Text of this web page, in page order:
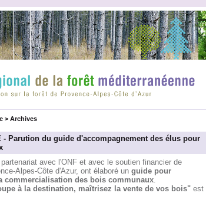
> Archives
- Parution du guide d'accompagnement des élus pour
avec l'ONF et avec le soutien financier de
Alpes-Côte d'Azur, ont élaboré un guide pour
commercialisation des bois communaux.
à la destination, maîtrisez la vente de vos bois"est